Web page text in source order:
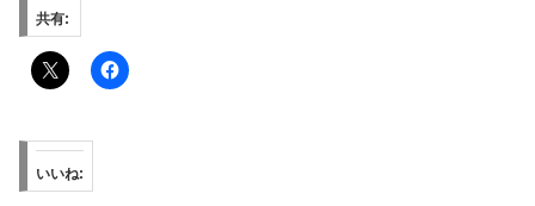
共有:
いいね: